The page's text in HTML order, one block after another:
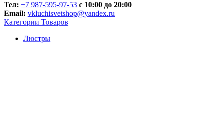
Тел: +7 987-595-97-53 с 10:00 до 20:00
Email: vkluchisvetshop@yandex.ru
Категории Товаров
Люстры